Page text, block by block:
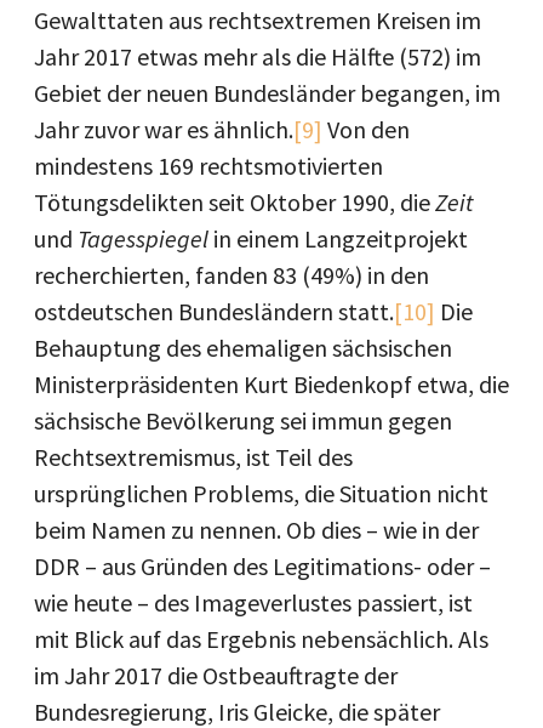
Gewalttaten aus rechtsextremen Kreisen im
Jahr 2017 etwas mehr als die Hälfte (572) im
Gebiet der neuen Bundesländer begangen, im
Jahr zuvor war es ähnlich.[9] Von den
mindestens 169 rechtsmotivierten
Tötungsdelikten seit Oktober 1990, dieZeit
und Tagesspiegel in einem Langzeitprojekt
recherchierten, fanden 83 (49%) in den
ostdeutschen Bundesländern statt.[10] Die
Behauptung des ehemaligen sächsischen
Ministerpräsidenten Kurt Biedenkopf etwa, die
sächsische Bevölkerung sei immun gegen
Rechtsextremismus, ist Teil des
ursprünglichen Problems, die Situation nicht
beim Namen zu nennen. Ob dies – wie in der
DDR – aus Gründen des Legitimations- oder –
wie heute – des Imageverlustes passiert, ist
mit Blick auf das Ergebnis nebensächlich. Als
im Jahr 2017 die Ostbeauftragte der
Bundesregierung, Iris Gleicke, die später